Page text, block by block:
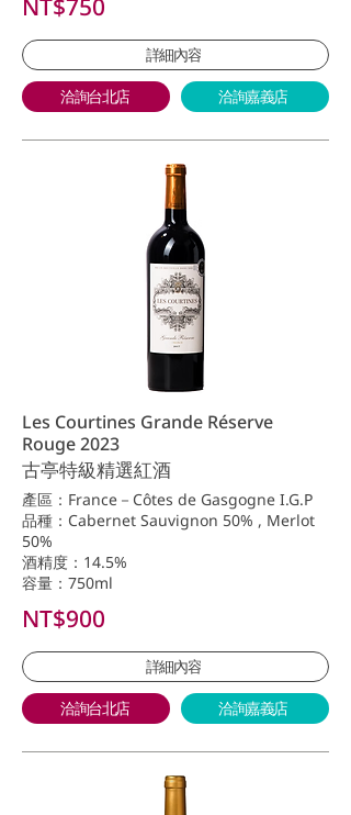
NT$750
詳細內容
洽詢台北店 洽詢嘉義店
Les Courtines Grande Réserve
Rouge 2023
古亭特級精選紅酒
產區：France－Côtes de Gasgogne I.G.P
品種：Cabernet Sauvignon 50% , Merlot
50%
酒精度：14.5%
容量：750ml
NT$900
詳細內容
洽詢台北店 洽詢嘉義店